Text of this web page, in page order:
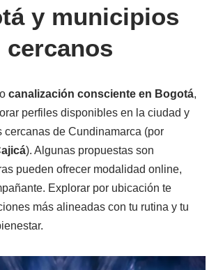
y municipios
cercanos
canalización consciente en Bogotá,
perfiles disponibles en la ciudad y
cercanas de Cundinamarca (por
). Algunas propuestas son
pueden ofrecer modalidad online,
Explorar por ubicación te
más alineadas con tu rutina y tu